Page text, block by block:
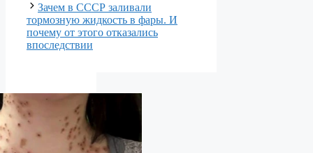
Зачем в СССР заливали
тормозную жидкость в фары. И
почему от этого отказались
впоследствии